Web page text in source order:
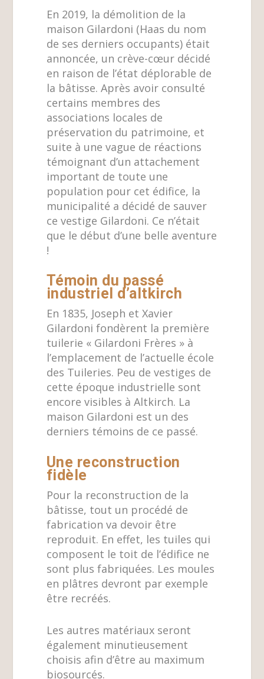
En 2019, la démolition de la
maison Gilardoni (Haas du nom
de ses derniers occupants) était
annoncée, un crève-cœur décidé
en raison de l’état déplorable de
la bâtisse. Après avoir consulté
certains membres des
associations locales de
préservation du patrimoine, et
suite à une vague de réactions
témoignant d’un attachement
important de toute une
population pour cet édifice, la
municipalité a décidé de sauver
ce vestige Gilardoni. Ce n’était
que le début d’une belle aventure
!
Témoin du passé
industriel d’altkirch
En 1835, Joseph et Xavier
Gilardoni fondèrent la première
tuilerie « Gilardoni Frères » à
l’emplacement de l’actuelle école
des Tuileries. Peu de vestiges de
cette époque industrielle sont
encore visibles à Altkirch. La
maison Gilardoni est un des
derniers témoins de ce passé.
Une reconstruction
fidèle
Pour la reconstruction de la
bâtisse, tout un procédé de
fabrication va devoir être
reproduit. En effet, les tuiles qui
composent le toit de l’édifice ne
sont plus fabriquées. Les moules
en plâtres devront par exemple
être recréés.
Les autres matériaux seront
également minutieusement
choisis afin d’être au maximum
biosourcés.